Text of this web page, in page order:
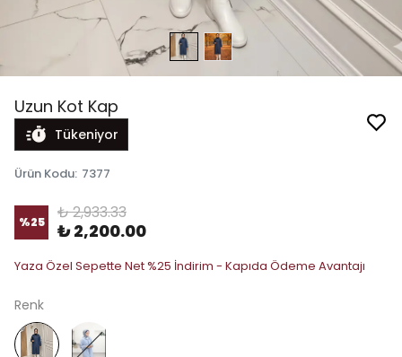
Uzun Kot Kap
Tükeniyor
Ürün Kodu: 7377
%25 ₺ 2,933.33
₺ 2,200.00
Yaza Özel Sepette Net %25 İndirim - Kapıda Ödeme Avantajı
Renk